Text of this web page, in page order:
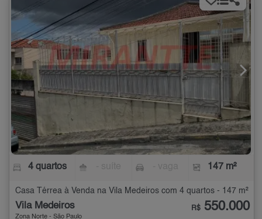
4 quartos 147 m²
Casa Térrea à Venda na Vila Medeiros com 4 quartos - 147 m²
Vila Medeiros
Zona Norte - São Paulo
R$ 550.000